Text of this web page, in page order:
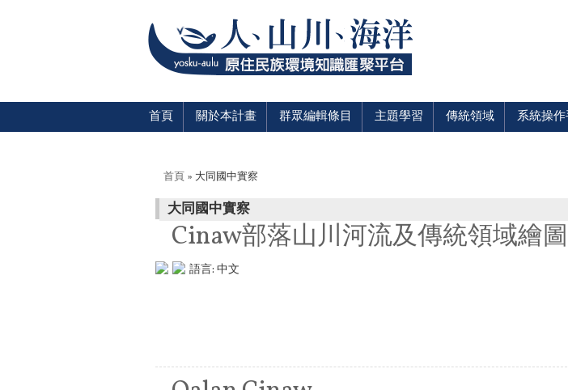
首頁 關於本計畫 群眾編輯條目 主題學習 傳統領域 系統操
您在這裡
首頁 » 大同國中實察
大同國中實察
Cinaw部落山川河流及傳統領域繪圖
語言: 中文